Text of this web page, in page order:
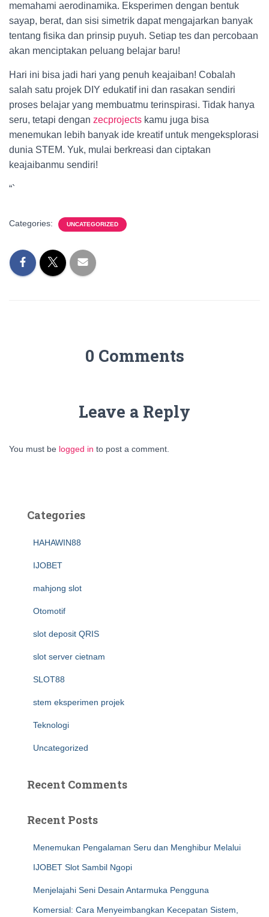
memahami aerodinamika. Eksperimen dengan bentuk
sayap, berat, dan sisi simetrik dapat mengajarkan banyak
tentang fisika dan prinsip puyuh. Setiap tes dan percobaan
akan menciptakan peluang belajar baru!
Hari ini bisa jadi hari yang penuh keajaiban! Cobalah
salah satu projek DIY edukatif ini dan rasakan sendiri
proses belajar yang membuatmu terinspirasi. Tidak hanya
seru, tetapi dengan zecprojects kamu juga bisa
menemukan lebih banyak ide kreatif untuk mengeksplorasi
dunia STEM. Yuk, mulai berkreasi dan ciptakan
keajaibanmu sendiri!
“`
Categories: UNCATEGORIZED
0 Comments
Leave a Reply
You must be logged in to post a comment.
Categories
HAHAWIN88
IJOBET
mahjong slot
Otomotif
slot deposit QRIS
slot server cietnam
SLOT88
stem eksperimen projek
Teknologi
Uncategorized
Recent Comments
Recent Posts
Menemukan Pengalaman Seru dan Menghibur Melalui
IJOBET Slot Sambil Ngopi
Menjelajahi Seni Desain Antarmuka Pengguna
Komersial: Cara Menyeimbangkan Kecepatan Sistem,